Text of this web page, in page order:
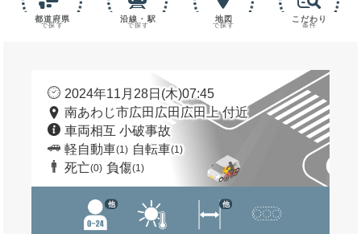
都道府県
で探す
沿線・駅
で探す
地図
で探す
こだわり
条件
2024年11月28日(木)07:45
南あわじ市広田広田広田上 付近
車両相互 小破事故
軽自動車(1) 自転車(1)
死亡(0) 負傷(1)
他 他